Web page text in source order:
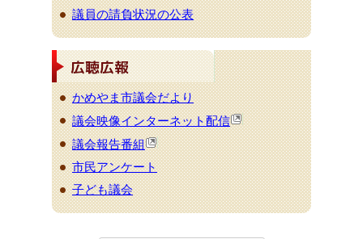
議員の請負状況の公表
かめやま市議会だより
議会映像インターネット配信
議会報告番組
市民アンケート
子ども議会